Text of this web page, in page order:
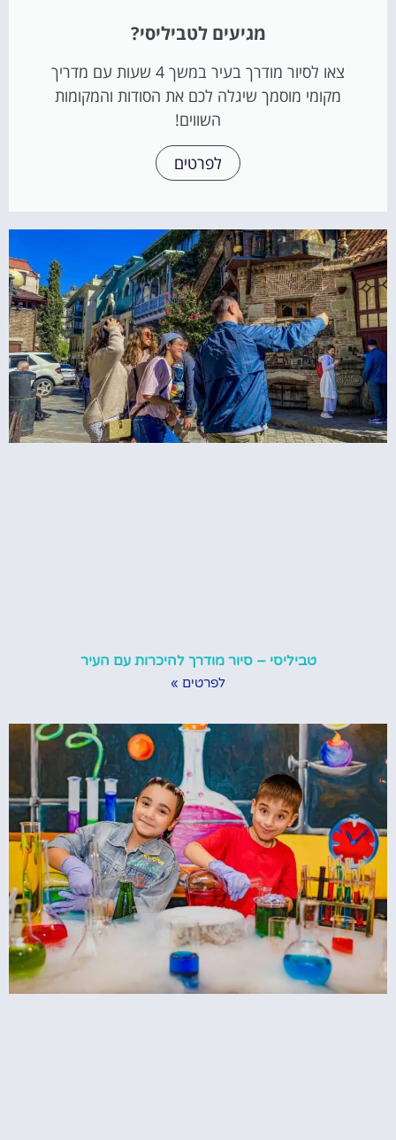
מגיעים לטביליסי?
צאו לסיור מודרך בעיר במשך 4 שעות עם מדריך
מקומי מוסמך שיגלה לכם את הסודות והמקומות
השווים!
לפרטים
טביליסי – סיור מודרך להיכרות עם העיר
לפרטים »